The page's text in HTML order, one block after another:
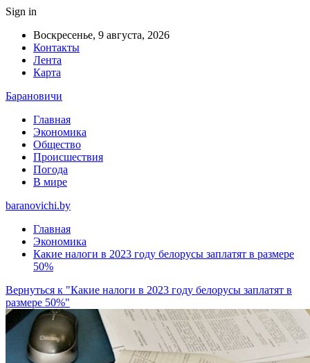
Sign in
Воскресенье, 9 августа, 2026
Контакты
Лента
Карта
Барановичи
Главная
Экономика
Общество
Происшествия
Погода
В мире
baranovichi.by
Главная
Экономика
Какие налоги в 2023 году белорусы заплатят в размере
50%
Вернуться к "Какие налоги в 2023 году белорусы заплатят в
размере 50%"